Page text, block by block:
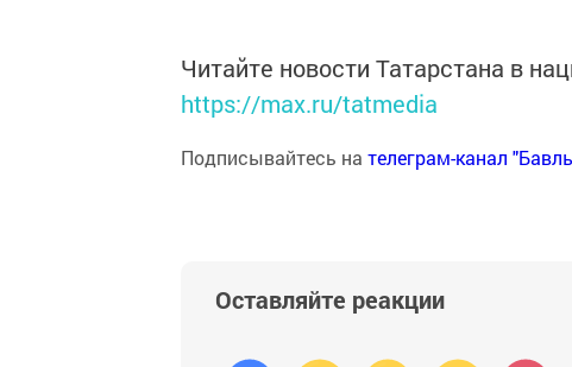
Читайте новости Татарстана в
https://max.ru/tatmedia
Подписывайтесь на телеграм-канал
Оставляйте реакции